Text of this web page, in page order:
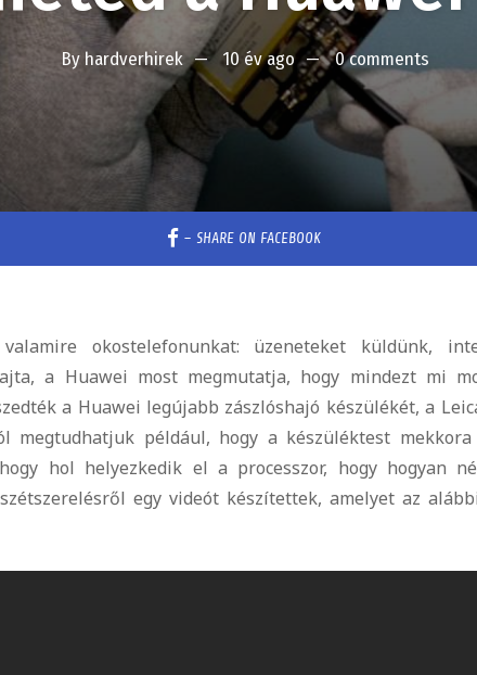
By hardverhirek 10 év ago 0 comments
– SHARE ON FACEBOOK
okostelefonunkat: üzeneteket küldünk,
a Huawei most megmutatja, hogy mindezt mi
a Huawei legújabb zászlóshajó készülékét, a
megtudhatjuk például, hogy a készüléktest
hol helyezkedik el a processzor, hogy hogyan
egy videót készítettek, amelyet az